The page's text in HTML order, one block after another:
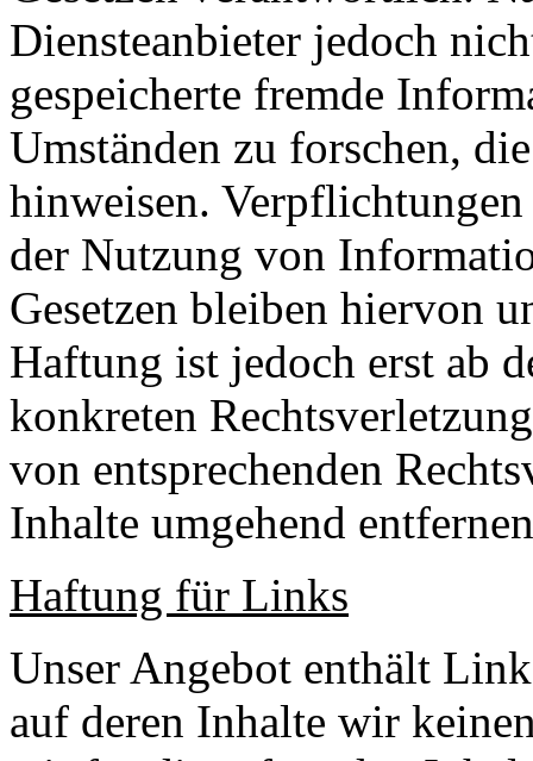
Diensteanbieter jedoch
gespeicherte fremde
Umständen zu forschen,
hinweisen.
der Nutzung von
Gesetzen bleiben hiervon
Haftung ist jedoch erst ab
konkreten
von entsprechenden
Inhalte umgehend
Haftung für Links
Unser Angebot enthält
auf deren Inhalte wir